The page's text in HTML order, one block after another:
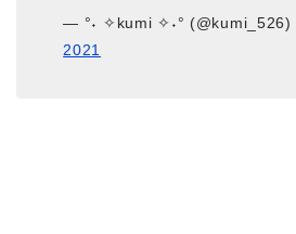
— °˖ ✧kumi ✧˖° (@kumi_526)
2021